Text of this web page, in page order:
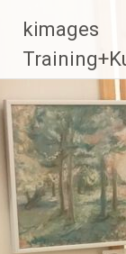
Inhalt
springen
kimages